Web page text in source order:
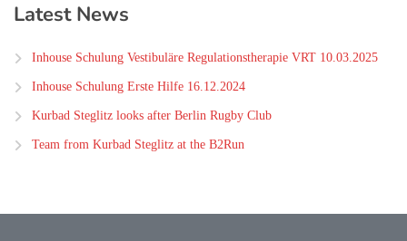
Latest News
Inhouse Schulung Vestibuläre Regulationstherapie VRT 10.03.2025
Inhouse Schulung Erste Hilfe 16.12.2024
Kurbad Steglitz looks after Berlin Rugby Club
Team from Kurbad Steglitz at the B2Run